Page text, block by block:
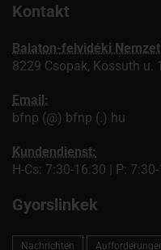
Kontakt
Balaton-felvidéki
8229 Csopak, Kossuth u.
Email:
bfnp (@) bfnp (.) hu
Kundendienst:
H-Cs: 7:30-16:30 | P:
Gyorslinkek
Nachrichten